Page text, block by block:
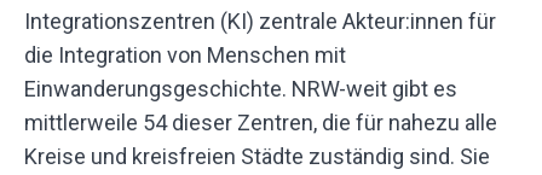
Integrationszentren (KI) zentrale Akteur:innen für
die Integration von Menschen mit
Einwanderungsgeschichte. NRW-weit gibt es
mittlerweile 54 dieser Zentren, die für nahezu alle
Kreise und kreisfreien Städte zuständig sind. Sie